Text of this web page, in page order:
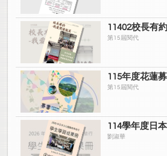
11402校長有
第15屆閱代
115年度花蓮
第15屆閱代
114學年度日
劉淑華